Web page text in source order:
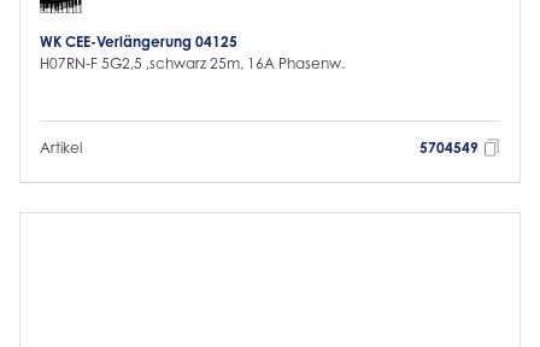
WK CEE-Verlängerung 04125
H07RN-F 5G2,5 ,schwarz 25m, 16A Phasenw.
Artikel 5704549